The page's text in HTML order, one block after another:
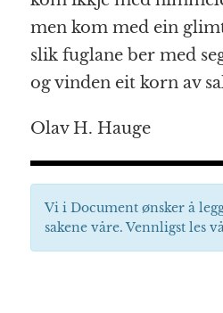
b
o
o
k
n
g
e
r
A
p
p
c
men kom med ein
slik fuglane ber med
og vinden eit korn av
Olav H. Hauge
Vi i Document ønsker å
sakene våre. Vennligst les